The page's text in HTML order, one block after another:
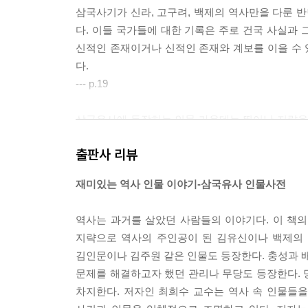
삼국사기가 신라, 고구려, 백제의 역사만을 다룬
다. 이들 국가들에 대한 기록은 주로 건국 사실과
신적인 존재이거나 신적인 존재와 계보를 이을
다.
--- p.19
삼국유사에 등장하는 인물 가운데는 뛰어난 지략
복하기 위해 명운을 건 한판의 승부, 이것이 지략이
그러하다. … 혼인뿐 아니라 자식을 두는 일도 왕
관심을 가졌던 여인들에 관한 이야기가 등장한다.
--- p.56
전통시대 역사 기록은 대부분 역사상 주인공들의
출판사 리뷰
재미있는 역사 인물 이야기-삼국유사 인물사전
역사는 과거를 살았던 사람들의 이야기다. 이 책
지략으로 역사의 주인공이 된 김유신이나 백제
김인문이나 김주원 같은 인물도 등장한다. 충성과
문제를 해결하고자 했던 관리나 무당도 등장한다
차지한다. 저자인 최희수 교수는 역사 속 인물들